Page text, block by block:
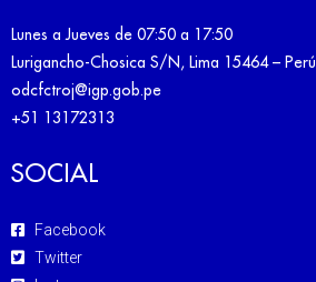
Lunes a Jueves de 07:50 a 17:50
Lurigancho-Chosica S/N, Lima 15464 – Perú
odcfctroj@igp.gob.pe
+51 13172313
SOCIAL
Facebook
Twitter